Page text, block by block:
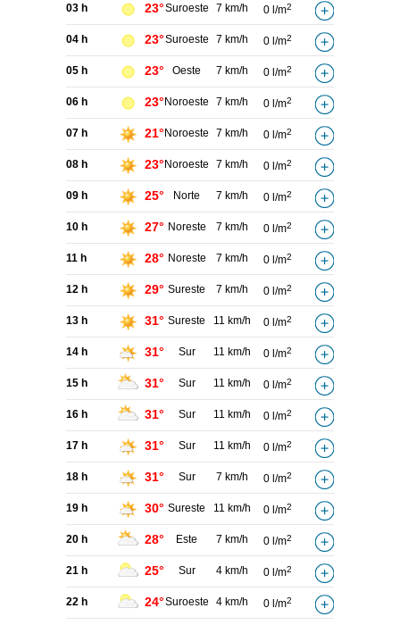
03 h 23°Suroeste 7 km/h 0 l/m2
04 h 23°Suroeste 7 km/h 0 l/m2
05 h 23° Oeste 7 km/h 0 l/m2
06 h 23° Noroeste 7 km/h 0 l/m2
07 h 21° Noroeste 7 km/h 0 l/m2
08 h 23° Noroeste 7 km/h 0 l/m2
09 h 25° Norte 7 km/h 0 l/m2
10 h 27° Noreste 7 km/h 0 l/m2
11 h 28° Noreste 7 km/h 0 l/m2
12 h 29° Sureste 7 km/h 0 l/m2
13 h 31° Sureste 11 km/h 0 l/m2
14 h 31° Sur 11 km/h 0 l/m2
15 h 31° Sur 11 km/h 0 l/m2
16 h 31° Sur 11 km/h 0 l/m2
17 h 31° Sur 11 km/h 0 l/m2
18 h 31° Sur 7 km/h 0 l/m2
19 h 30° Sureste 11 km/h 0 l/m2
20 h 28° Este 7 km/h 0 l/m2
21 h 25° Sur 4 km/h 0 l/m2
22 h 24°Suroeste 4 km/h 0 l/m2